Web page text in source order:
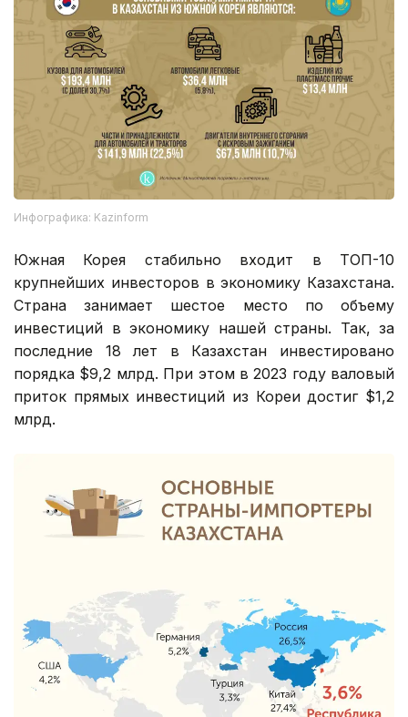
Инфографика: Kazinform
Южная Корея стабильно входит в ТОП-10
крупнейших инвесторов в экономику Казахстана.
Страна занимает шестое место по объему
инвестиций в экономику нашей страны. Так, за
последние 18 лет в Казахстан инвестировано
порядка $9,2 млрд. При этом в 2023 году валовый
приток прямых инвестиций из Кореи достиг $1,2
млрд.